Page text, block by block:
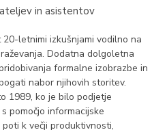
in asistentov
letnimi izkušnjami vodilno na
Dodatna dolgoletna
formalne izobrazbe in
nabor njihovih storitev.
1989, ko je bilo podjetje
pomočjo informacijske
k večji produktivnosti,